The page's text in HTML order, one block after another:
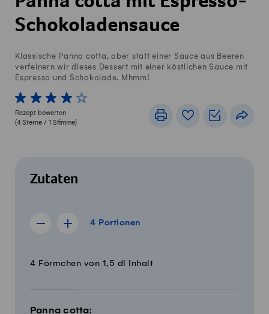
Schokoladensauce
Klassische Panna cotta, aber statt einer Sauce aus Beeren
verfeinern wir dieses Dessert mit einer köstlichen Sauce mit
Espresso und Schokolade. Mhmm!
1 von 5 Sterne
2 von 5 Sterne
3 von 5 Sterne
4 von 5 Sterne
5 von 5 Sterne
Rezept bewerten
(4 Sterne / 1 Stimme)
DruckenRezeptbuch
Zutaten
4 Portionen
Rezept für 3 Portionen anzeigen
Rezept für 5 Portionen anzeigen
4 Portionen
MengeZutaten
4 Förmchen von 1,5 dl Inhalt
Panna cotta: